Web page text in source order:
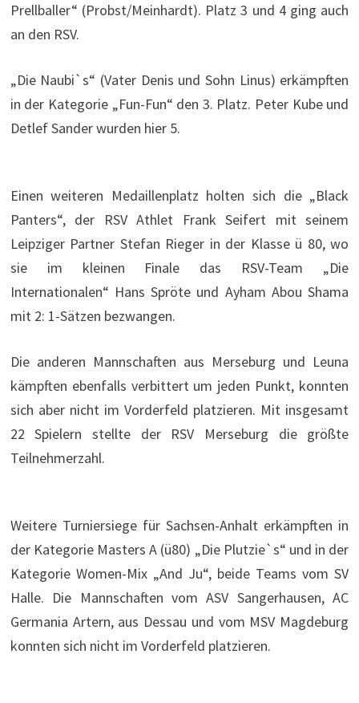
Prellballer“ (Probst/Meinhardt). Platz 3 und 4 ging auch
an den RSV.
„Die Naubi`s“ (Vater Denis und Sohn Linus) erkämpften
in der Kategorie „Fun-Fun“ den 3. Platz. Peter Kube und
Detlef Sander wurden hier 5.
Einen weiteren Medaillenplatz holten sich die „Black
Panters“, der RSV Athlet Frank Seifert mit seinem
Leipziger Partner Stefan Rieger in der Klasse ü 80, wo
sie im kleinen Finale das RSV-Team „Die
Internationalen“ Hans Spröte und Ayham Abou Shama
mit 2: 1-Sätzen bezwangen.
Die anderen Mannschaften aus Merseburg und Leuna
kämpften ebenfalls verbittert um jeden Punkt, konnten
sich aber nicht im Vorderfeld platzieren. Mit insgesamt
22 Spielern stellte der RSV Merseburg die größte
Teilnehmerzahl.
Weitere Turniersiege für Sachsen-Anhalt erkämpften in
der Kategorie Masters A (ü80) „Die Plutzie`s“ und in der
Kategorie Women-Mix „And Ju“, beide Teams vom SV
Halle. Die Mannschaften vom ASV Sangerhausen, AC
Germania Artern, aus Dessau und vom MSV Magdeburg
konnten sich nicht im Vorderfeld platzieren.